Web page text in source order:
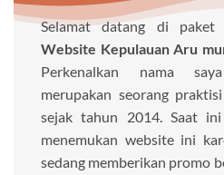
Selamat datang di paket
Website Kepulauan Aru
Perkenalkan nama
merupakan seorang
sejak tahun 2014. Saat
menemukan website ini
sedang memberikan promo